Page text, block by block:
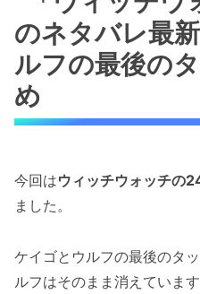
のネタバレ最
ルフの最後の
め
今回はウィッチウォッチの
ました。
ケイゴとウルフの最後のタ
ルフはそのまま消えています